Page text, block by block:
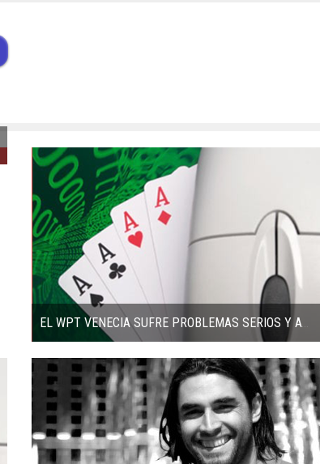
EL WPT VENECIA SUFRE PROBLEMAS SERIOS Y ATRAE MENOS DE 100 JUGADORES